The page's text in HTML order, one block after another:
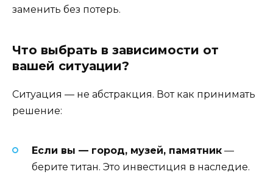
заменить без потерь.
Что выбрать в зависимости от
вашей ситуации?
Ситуация — не абстракция. Вот как принимать
решение:
Если вы — город, музей, памятник —
берите титан. Это инвестиция в наследие.